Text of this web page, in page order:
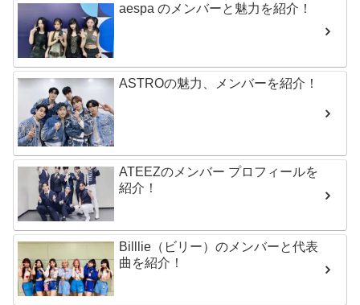
aespa のメンバーと魅力を紹介！
ASTROの魅力、メンバーを紹介！
ATEEZのメンバー プロフィールを
紹介！
Billlie（ビリー）のメンバーと代表
曲を紹介！